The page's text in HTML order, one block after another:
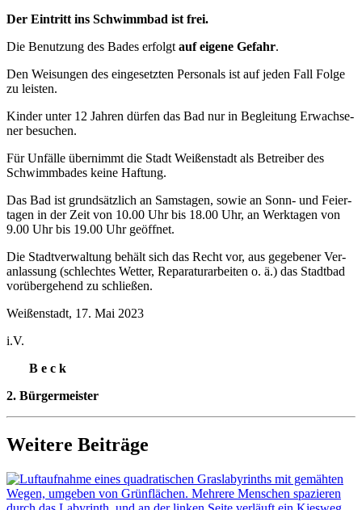
Der Ein­tritt ins Schwimm­bad ist frei.
Die Benut­zung des Bades erfolgt auf eige­ne Gefahr.
Den Wei­sun­gen des ein­ge­setz­ten Per­so­nals ist auf jeden Fall Fol­ge
zu leisten.
Kin­der unter 12 Jah­ren dür­fen das Bad nur in Beglei­tung Erwach­se­
ner besuchen.
Für Unfäl­le über­nimmt die Stadt Wei­ßen­stadt als Betrei­ber des
Schwimm­ba­des kei­ne Haftung.
Das Bad ist grund­sätz­lich an Sams­ta­gen, sowie an Sonn- und Fei­er­
ta­gen in der Zeit von 10.00 Uhr bis 18.00 Uhr, an Werk­ta­gen von
9.00 Uhr bis 19.00 Uhr geöffnet.
Die Stadt­ver­wal­tung behält sich das Recht vor, aus gege­be­ner Ver­
an­las­sung (schlech­tes Wet­ter, Repa­ra­tur­ar­bei­ten o. ä.) das Stadt­bad
vor­über­ge­hend zu schließen.
Wei­ßen­stadt, 17. Mai 2023
i.V.
B e c k
2. Bür­ger­meis­ter
Weitere Beiträge